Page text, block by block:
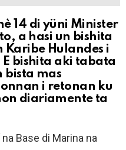
14 di yüni Minister
a hasi un bishita
Karibe Hulandes i
bishita aki tabata
bista mas
i retonan ku
diariamente ta
Base di Marina na